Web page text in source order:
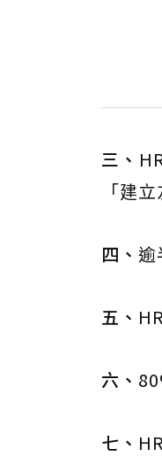
三、
「建
四、 逾
五、
六、
七、